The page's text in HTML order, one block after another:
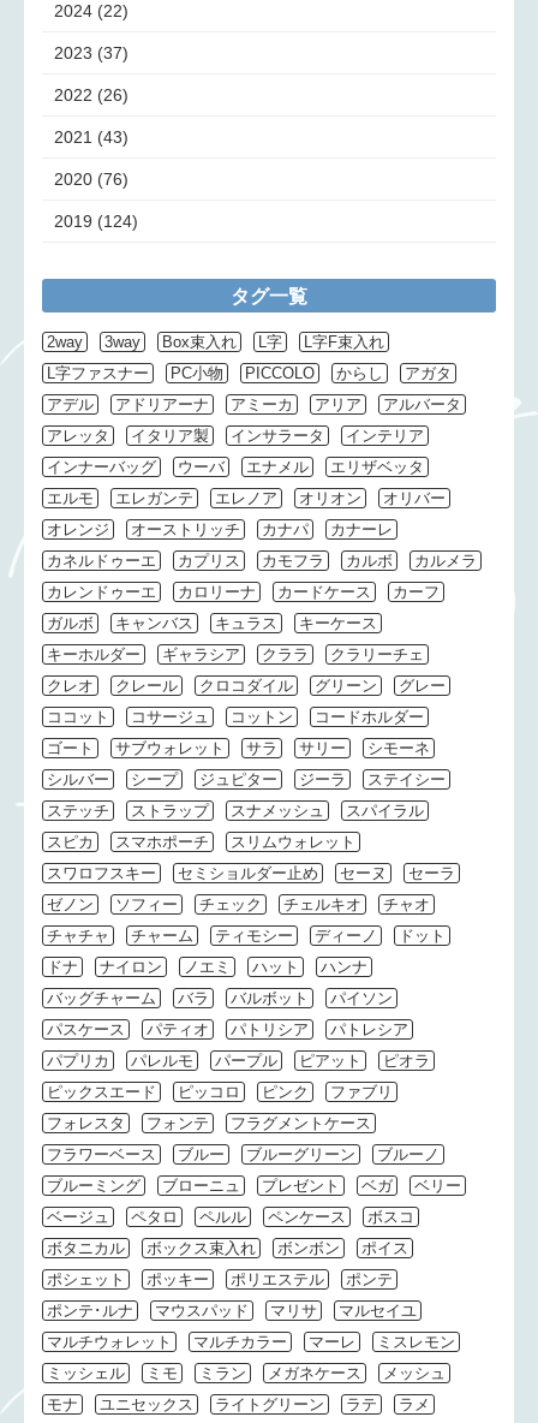
2024 (22)
2023 (37)
2022 (26)
2021 (43)
2020 (76)
2019 (124)
タグ一覧
2way 3way Box束入れ L字
L字F束入れ
L字ファスナー
PC小物 PICCOLO からし
アガタ
アデル
アドリアーナ アミーカ アリア
アルバータ
アレッタ
イタリア製 インサラータ
インテリア
インナーバッグ
ウーバ エナメル
エリザベッタ
エルモ
エレガンテ エレノア オリオン
オリバー
オレンジ
オーストリッチ カナパ
カナーレ
カネルドゥーエ
カプリス カモフラ カルボ
カルメラ
カレンドゥーエ
カロリーナ カードケース
カーフ
ガルボ
キャンバス キュラス
キーケース
キーホルダー
ギャラシア クララ
クラリーチェ
クレオ
クレール クロコダイル グリーン
グレー
ココット
コサージュ コットン
コードホルダー
ゴート
サブウォレット サラ サリー
シモーネ
シルバー
シープ ジュピター ジーラ
ステイシー
ステッチ
ストラップ スナメッシュ
スパイラル
スピカ
スマホポーチ
スリムウォレット
スワロフスキー
セミショルダー止め セーヌ
セーラ
ゼノン
ソフィー チェック チェルキオ
チャオ
チャチャ
チャーム ティモシー ディーノ
ドット
ドナ
ナイロン ノエミ ハット
ハンナ
バッグチャーム
バラ バルボット
パイソン
パスケース
パティオ パトリシア
パトレシア
パプリカ
パレルモ パープル ピアット
ピオラ
ピックスエード
ピッコロ ピンク
ファブリ
フォレスタ
フォンテ
フラグメントケース
フラワーベース
ブルー ブルーグリーン
ブルーノ
ブルーミング
ブローニュ プレゼント ベガ
ベリー
ベージュ
ペタロ ペルル ペンケース
ボスコ
ボタニカル
ボックス束入れ ボンボン
ポイス
ポシェット
ポッキー ポリエステル
ポンテ
ポンテ･ルナ
マウスパッド マリサ
マルセイユ
マルチウォレット
マルチカラー マーレ
ミスレモン
ミッシェル
ミモ ミラン メガネケース
メッシュ
モナ
ユニセックス ライトグリーン ラテ
ラメ